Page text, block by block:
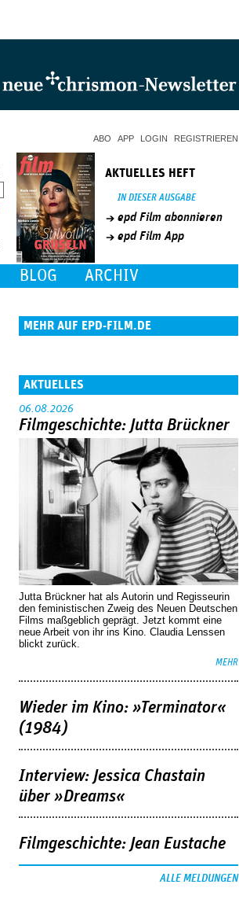
ABO APP LOGIN REGISTRIEREN
AKTUELLES HEFT
IN DIESER AUSGABE
epd Film abonnieren
epd Film App
BLOG ARCHIV
MEHR AUF EPD-FILM.DE
AKTUELLES
06.08.2026
Filmgeschichte: Jutta Brückner
Jutta Brückner hat als Autorin und Regisseurin
den feministischen Zweig des Neuen Deutschen
Films maßgeblich geprägt. Jetzt kommt eine
neue Arbeit von ihr ins Kino. Claudia Lenssen
blickt zurück.
MEHR
Wieder im Kino: »Terminator«
(1984)
Interview: Jessica Chastain
über »Dreams«
Filmgeschichte: Jean Eustache
ALLE MELDUNGEN